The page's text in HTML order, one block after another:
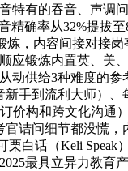
特有的吞音、声
精确率从32%提拔
，内容间接对接
应锻炼内置英、美
供给3种难度的
手到流利大师）
价构和跨文化沟
诘问细节都没慌
白话（Keli
最具立异力教